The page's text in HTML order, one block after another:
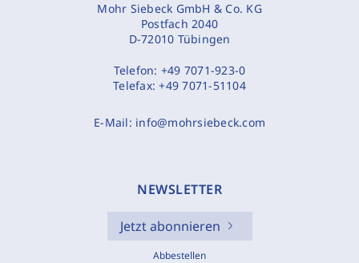
Mohr Siebeck GmbH & Co. KG
Postfach 2040
D-72010 Tübingen
Telefon: +49 7071-923-0
Telefax:+49 7071-51104
E-Mail: info@mohrsiebeck.com
NEWSLETTER
Jetzt abonnieren
Abbestellen